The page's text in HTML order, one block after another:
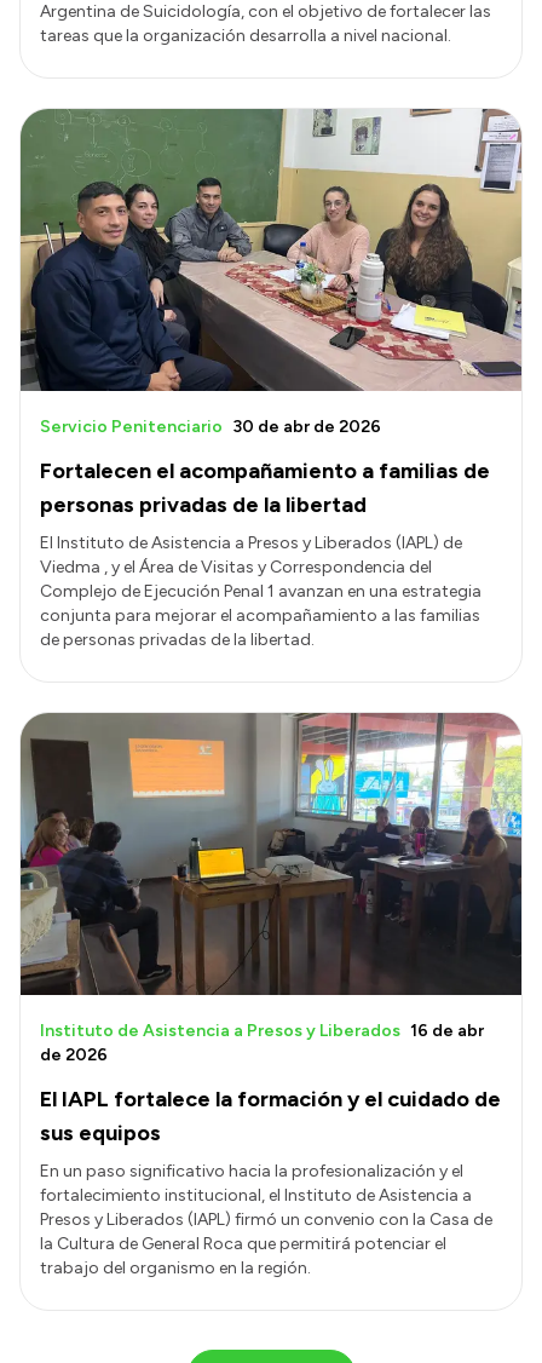
Argentina de Suicidología, con el objetivo de fortalecer las
tareas que la organización desarrolla a nivel nacional.
Fortalecen el acompañamiento a familias de
personas privadas de la libertad
Servicio Penitenciario 30 de abr de 2026
El Instituto de Asistencia a Presos y Liberados (IAPL) de
Viedma , y el Área de Visitas y Correspondencia del
Complejo de Ejecución Penal 1 avanzan en una estrategia
conjunta para mejorar el acompañamiento a las familias
de personas privadas de la libertad.
El IAPL fortalece la formación y el cuidado de
sus equipos
Instituto de Asistencia a Presos y Liberados 16 de abr
de 2026
En un paso significativo hacia la profesionalización y el
fortalecimiento institucional, el Instituto de Asistencia a
Presos y Liberados (IAPL) firmó un convenio con la Casa de
la Cultura de General Roca que permitirá potenciar el
trabajo del organismo en la región.